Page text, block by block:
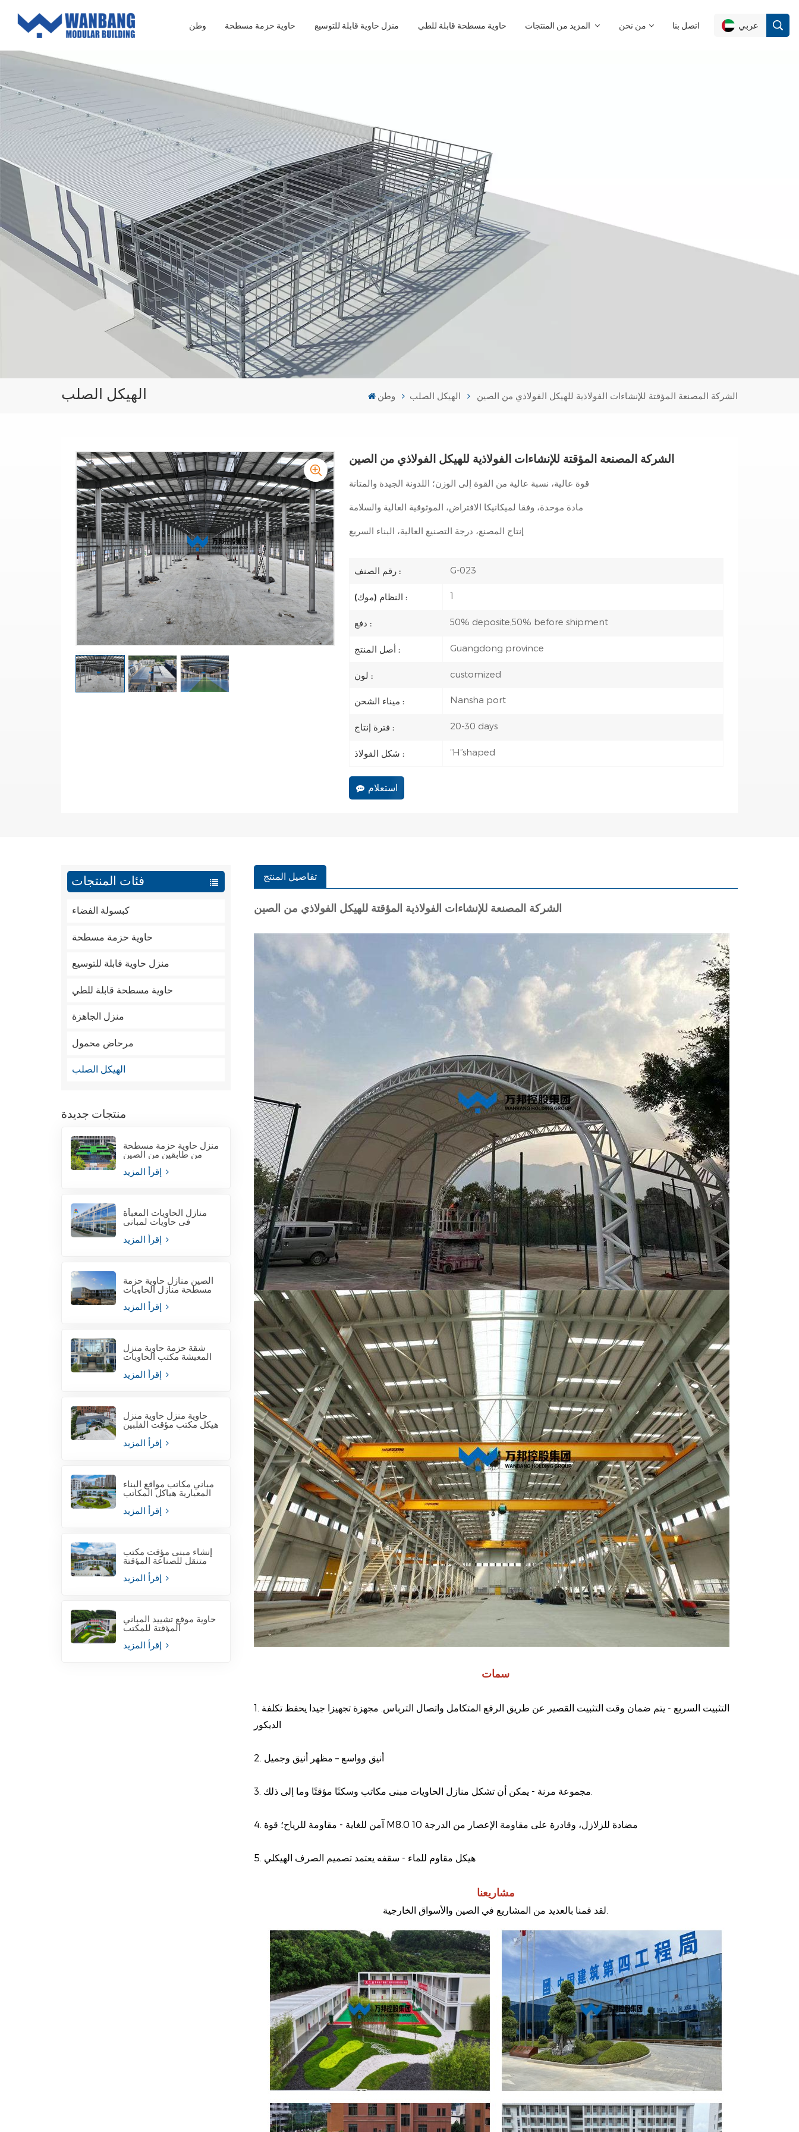
وطن حاوية حزمة مسطحة منزل حاوية قابلة للتوسيع حاوية مسطحة قابلة للطي من نحن اتصل بنا عربي
الهيكل الصلب وطن الهيكل الصلب الشركة المصنعة المؤقتة للإنشاءات الفولاذية للهيكل الفولاذي من الصين
الشركة المصنعة المؤقتة للإنشاءات الفولاذية للهيكل الفولاذي من الصين
قوة عالية، نسبة عالية من القوة إلى الوزن؛ اللدونة الجيدة والمتانة
مادة موحدة، وفقا لميكانيكا الافتراض، الموثوقية العالية والسلامة
إنتاج المصنع، درجة التصنيع العالية، البناء السريع
رقم الصنف : G-023
النظام (موك) : 1
دفع : 50% deposite,50% before shipment
أصل المنتج : Guangdong province
لون : customized
ميناء الشحن : Nansha port
فترة إنتاج : 20-30 days
شكل الفولاذ : “H”shaped
استعلام
فئات المنتجات
كبسولة الفضاء
حاوية حزمة مسطحة
منزل حاوية قابلة للتوسيع
حاوية مسطحة قابلة للطي
منزل الجاهزة
مرحاض محمول
الهيكل الصلب
منتجات جديدة
منزل حاوية حزمة مسطحة
من طابقين من الصين
منازل الحاويات المعبأة
في حاويات لمباني
المكاتب المؤقتة
الصين منازل حاوية حزمة
مسطحة منازل الحاويات
شقة حزمة حاوية منزل
المعيشة مكتب الحاويات
لموقع المشروع
حاوية منزل حاوية منزل
هيكل مكتب مؤقت الفلبين
للبيع
مباني مكاتب مواقع البناء
المعيارية هياكل المكاتب
المعيارية
إنشاء مبنى مؤقت مكتب
متنقل للصناعة المؤقتة
حاوية موقع تشييد المباني
المؤقتة للمكتب
تفاصيل المنتج
الشركة المصنعة للإنشاءات الفولاذية المؤقتة للهيكل الفولاذي من الصين
سمات
1. التثبيت السريع - يتم ضمان وقت التثبيت القصير عن طريق الرفع المتكامل واتصال الترباس. مجهزة تجهيزا جيدا يحفظ تكلفة
الديكور
2. أنيق وواسع – مظهر أنيق وجميل
4. آمن للغاية - مقاومة للرياح؛ قوة M8.0 مضادة للزلازل، وقادرة على مقاومة الإعصار من الدرجة 10
5. هيكل مقاوم للماء - سقفه يعتمد تصميم الصرف الهيكلي
مشاريعنا